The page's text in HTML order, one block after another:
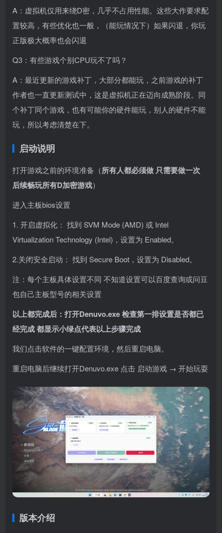
A：虚拟机仅用来绕D密，几乎不占用性能。这些大作要求配
置较高，有些优化也一般，（能玩情况下）如果闪退，你玩
正版极大概率也会闪退
Q3：有些游戏个别CPU玩不了吗？
A：最近更新的游戏补丁，大部分都能玩，之前游戏的补丁
作者也一直更新测试中，这是虚拟机正在迈向成熟阶段。同
个补丁同个游戏，也有可能你的硬件能玩，别人的硬件不能
玩，所以考虑清楚在下。
启动说明
打开游戏之前的环境准备（所有人都必须做 只需要做一次
后续畅玩所有D加密游戏）
进入主板bios设置
1. 开启虚拟化： 找到 SVM Mode (AMD) 或 Intel
Virtualization Technology (Intel)，设置为 Enabled。
2.关闭安全启动： 找到 Secure Boot，设置为 Disabled。
注：每个主板具体设置不同 不知道设置可以百度查询或问豆
包自己主板型号的相关设置
以上都完成后：打开Denuvo.exe 检查第一排设置是否都已
经完成 都显示小绿点代表以上步骤完成
我们点击软件的一键配置环境，然后重启电脑。
重启电脑后继续打开Denuvo.exe 点击 启动游戏 → 开始玩耍
版本介绍